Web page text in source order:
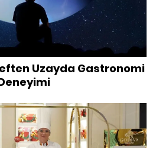
Uzayda Gastronomi